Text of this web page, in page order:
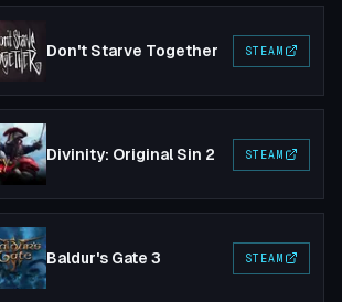
Don't Starve Together STEAM
Divinity: Original Sin 2 STEAM
Baldur's Gate 3 STEAM